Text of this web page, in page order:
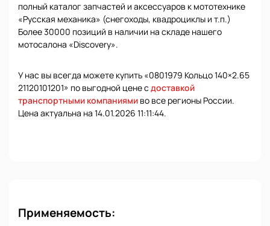
полный каталог запчастей и аксессуаров к мототехнике
«Русская механика» (снегоходы, квадроциклы и т.п.)
Более 30000 позиций в наличии на складе нашего
мотосалона «Discovery».
У нас вы всегда можете купить «0801979 Кольцо 140×2.65
21120101201» по выгодной цене с доставкой
транспортными компаниями во все регионы России.
Цена актуальна на 14.01.2026 11:11:44.
Применяемость: